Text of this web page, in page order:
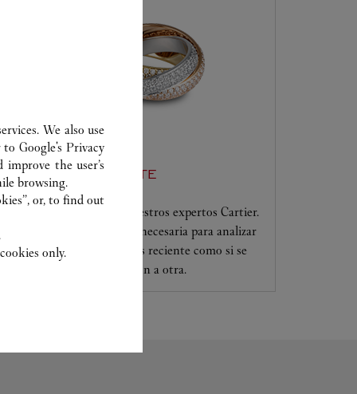
SERVICIO AL CLIENTE
Confíe sus creaciones a nuestros expertos Cartier.
Solo ellos tienen la pericia necesaria para analizar
y reparar su joya, tanto si es reciente como si se
transmite de una generación a otra.
We also use
toGoogle's Privacy
the user’s
browsing.
or, to find out
only.